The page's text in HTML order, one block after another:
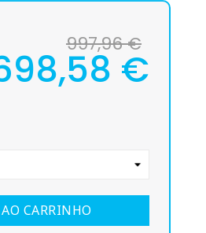
997,96 €
€
CARRINHO